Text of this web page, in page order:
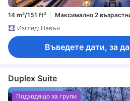
14 m²/151 ft² Максимално 2
Изглед: Навън
Въведете дати, за
Duplex Suite
Подходящо за групи